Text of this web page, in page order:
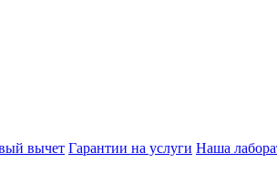
вычет Гарантии на услуги Наша